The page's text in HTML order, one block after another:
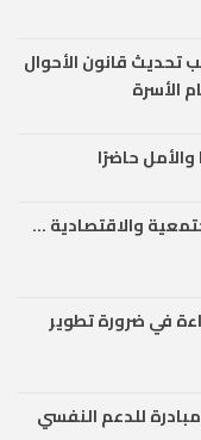
تحديث قانون الأحوال
الأسرة
حاضرًا
والاقتصادية …
في ضرورة تطوير
للدعم النفسي